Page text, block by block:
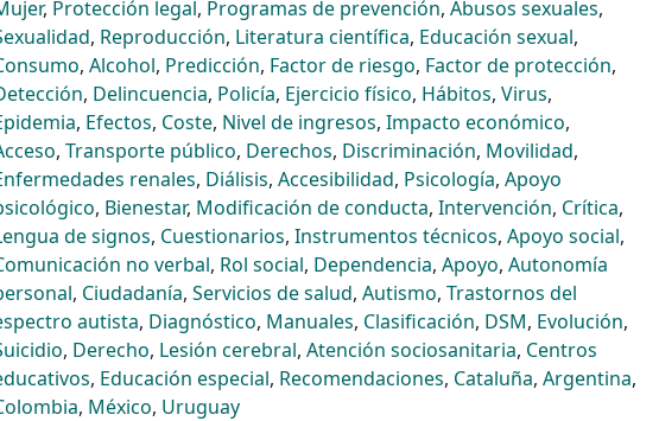
, Protección legal, Programas de prevención, Abusos sexuales,
, Reproducción, Literatura científica, Educación sexual,
, Alcohol, Predicción, Factor de riesgo, Factor de protección,
, Delincuencia, Policía, Ejercicio físico, Hábitos, Virus,
, Efectos, Coste, Nivel de ingresos, Impacto económico,
, Transporte público, Derechos, Discriminación, Movilidad,
renales, Diálisis, Accesibilidad, Psicología, Apoyo
, Bienestar, Modificación de conducta, Intervención, Crítica,
de signos, Cuestionarios, Instrumentos técnicos, Apoyo social,
no verbal, Rol social, Dependencia, Apoyo, Autonomía
, Ciudadanía, Servicios de salud, Autismo, Trastornos del
autista, Diagnóstico, Manuales, Clasificación, DSM, Evolución,
, Derecho, Lesión cerebral, Atención sociosanitaria, Centros
, Educación especial, Recomendaciones, Cataluña, Argentina,
, México, Uruguay